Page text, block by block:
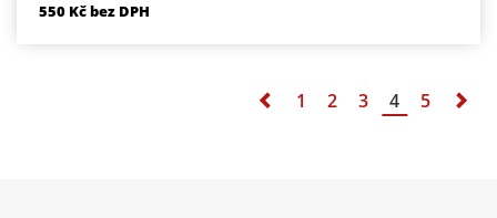
Součástí kování je montážní materiál.
PZ - klika/klika otvor pro cylindrickou vložku
550 Kč bez DPH
1 2 3 4 5